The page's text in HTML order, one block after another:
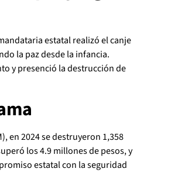
estatal realizó el canje
la paz desde la infancia.
y presenció la destrucción de
en 2024 se destruyeron 1,358
los 4.9 millones de pesos, y
estatal con la seguridad